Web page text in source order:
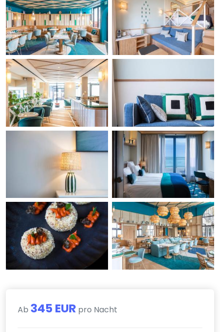
Ab 345 EUR pro Nacht